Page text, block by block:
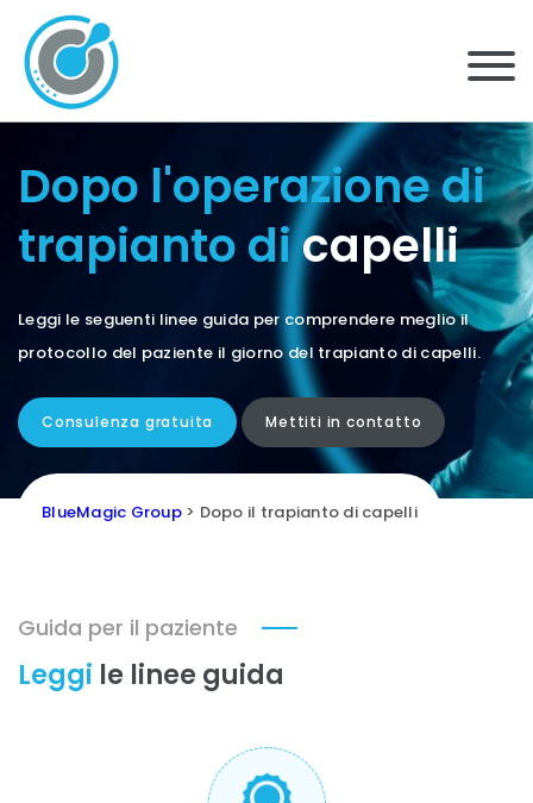
Dopo l'operazione di
trapianto dicapelli
Leggi le seguenti linee guida per comprendere meglio il
protocollo del paziente il giorno del trapianto di capelli.
Consulenza gratuita Mettiti in contatto
BlueMagic Group> Dopo il trapianto di capelli
Guida per il paziente
Leggi le linee guida